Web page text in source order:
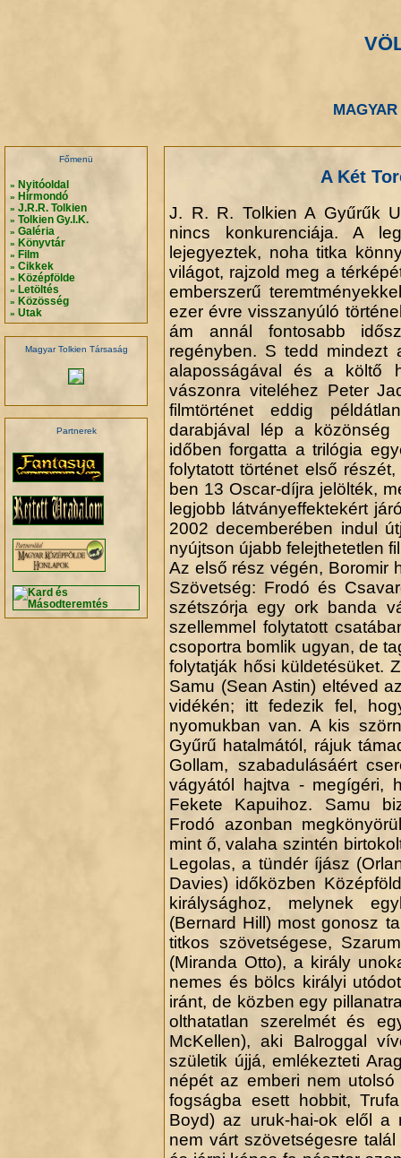
Főmenü
» Nyitóoldal
» Hírmondó
» J.R.R. Tolkien
» Tolkien Gy.I.K.
» Galéria
» Könyvtár
» Film
» Cikkek
» Középfölde
» Letöltés
» Közösség
» Utak
Magyar Tolkien Társaság
Partnerek
A Két
J. R. R. Tolkien A Gyűrűk
nincs konkurenciája. A
lejegyeztek, noha titka
világot, rajzold meg a
emberszerű
ezer évre visszanyúló
ám annál fontosabb
regényben. S tedd mindezt
alaposságával és a költő
vászonra viteléhez Peter
filmtörténet eddig
darabjával lép a
időben forgatta a trilógia
folytatott történet első
ben 13 Oscar-díjra jelölték,
legjobb látványeffektekért
2002 decemberében indul
nyújtson újabb felejthetetlen
Az első rész végén, Boromir
Szövetség: Frodó és
szétszórja egy ork banda
szellemmel folytatott
csoportra bomlik ugyan, de
folytatják hősi küldetésüket.
Samu (Sean Astin) eltéved
vidékén; itt fedezik fel,
nyomukban van. A kis
Gyűrű hatalmától, rájuk
Gollam, szabadulásáért
vágyától hajtva - megígéri,
Fekete Kapuihoz. Samu
Frodó azonban
mint ő, valaha szintén
Legolas, a tündér íjász
Davies) időközben
királysághoz, melynek
(Bernard Hill) most gonosz
titkos szövetségese,
(Miranda Otto), a király
nemes és bölcs királyi
iránt, de közben egy
olthatatlan szerelmét és
McKellen), aki Balroggal
születik újjá, emlékezteti
népét az emberi nem
fogságba esett hobbit,
Boyd) az uruk-hai-ok elől a
nem várt szövetségesre